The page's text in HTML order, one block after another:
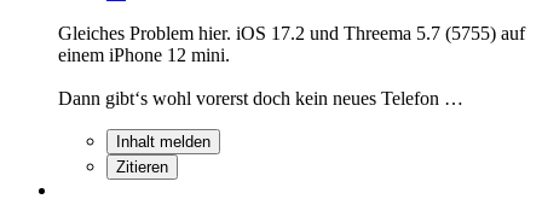
Gleiches Problem hier. iOS 17.2 und Threema 5.7 (5755) auf
einem iPhone 12 mini.
Dann gibt‘s wohl vorerst doch kein neues Telefon …
Inhalt melden
Zitieren